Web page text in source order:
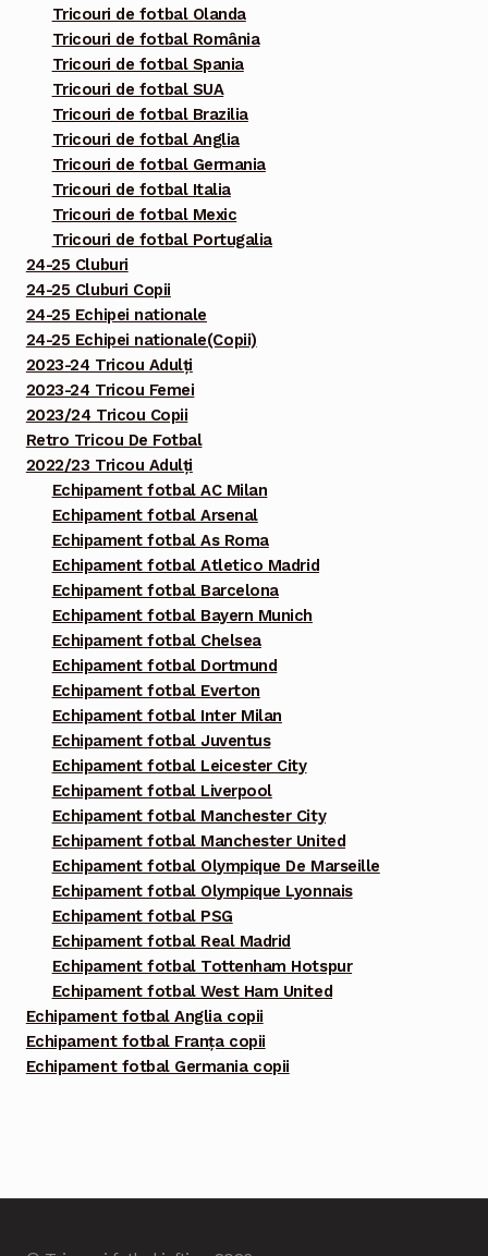
Tricouri de fotbal Olanda
Tricouri de fotbal România
Tricouri de fotbal Spania
Tricouri de fotbal SUA
Tricouri de fotbal Brazilia
Tricouri de fotbal Anglia
Tricouri de fotbal Germania
Tricouri de fotbal Italia
Tricouri de fotbal Mexic
Tricouri de fotbal Portugalia
24-25 Cluburi
24-25 Cluburi Copii
24-25 Echipei nationale
24-25 Echipei nationale(Copii)
2023-24 Tricou Adulți
2023-24 Tricou Femei
2023/24 Tricou Copii
Retro Tricou De Fotbal
2022/23 Tricou Adulți
Echipament fotbal AC Milan
Echipament fotbal Arsenal
Echipament fotbal As Roma
Echipament fotbal Atletico Madrid
Echipament fotbal Barcelona
Echipament fotbal Bayern Munich
Echipament fotbal Chelsea
Echipament fotbal Dortmund
Echipament fotbal Everton
Echipament fotbal Inter Milan
Echipament fotbal Juventus
Echipament fotbal Leicester City
Echipament fotbal Liverpool
Echipament fotbal Manchester City
Echipament fotbal Manchester United
Echipament fotbal Olympique De Marseille
Echipament fotbal Olympique Lyonnais
Echipament fotbal PSG
Echipament fotbal Real Madrid
Echipament fotbal Tottenham Hotspur
Echipament fotbal West Ham United
Echipament fotbal Anglia copii
Echipament fotbal Franța copii
Echipament fotbal Germania copii